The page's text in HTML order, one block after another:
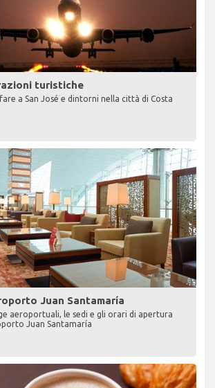
turistiche
a San José e dintorni nella città di Costa
Juan Santamaría
aeroportuali, le sedi e gli orari di apertura
Juan Santamaría